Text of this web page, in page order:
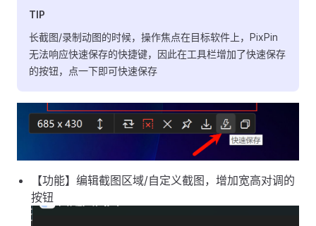
TIP
长截图/录制动图的时候，操作焦点在目标软件上，PixPin
无法响应快速保存的快捷键，因此在工具栏增加了快速保存
的按钮，点一下即可快速保存
【功能】编辑截图区域/自定义截图，增加宽高对调的
按钮